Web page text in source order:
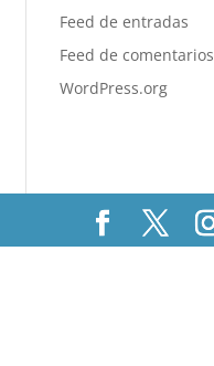
Feed de entradas
Feed de comentarios
WordPress.org